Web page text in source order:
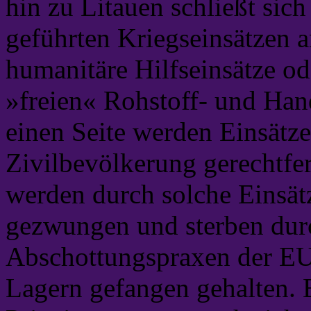
hin zu Litauen schließt
geführten Kriegseinsätzen
humanitäre Hilfseinsätze
»freien« Rohstoff- und
einen Seite werden
Zivilbevölkerung
werden durch solche
gezwungen und sterben
Abschottungspraxen der
Lagern gefangen gehalten.